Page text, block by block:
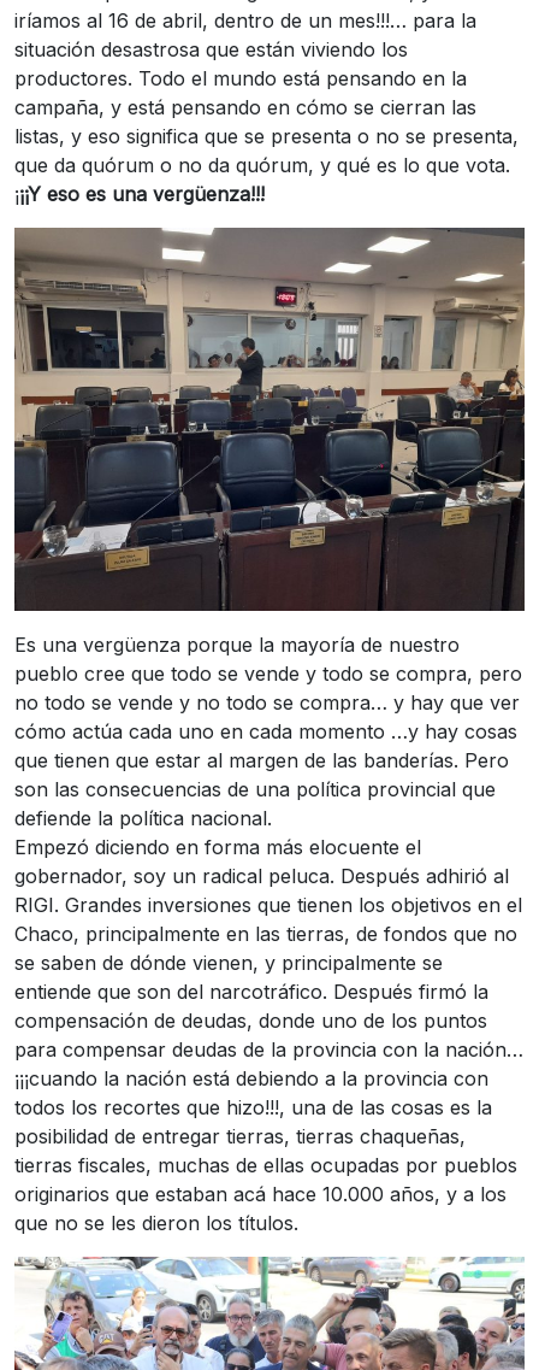
iríamos al 16 de abril, dentro de un mes!!!… para la
situación desastrosa que están viviendo los
productores. Todo el mundo está pensando en la
campaña, y está pensando en cómo se cierran las
listas, y eso significa que se presenta o no se presenta,
que da quórum o no da quórum, y qué es lo que vota.
¡¡¡Y eso es una vergüenza!!!
Es una vergüenza porque la mayoría de nuestro
pueblo cree que todo se vende y todo se compra, pero
no todo se vende y no todo se compra… y hay que ver
cómo actúa cada uno en cada momento …y hay cosas
que tienen que estar al margen de las banderías. Pero
son las consecuencias de una política provincial que
defiende la política nacional.
Empezó diciendo en forma más elocuente el
gobernador, soy un radical peluca. Después adhirió al
RIGI. Grandes inversiones que tienen los objetivos en el
Chaco, principalmente en las tierras, de fondos que no
se saben de dónde vienen, y principalmente se
entiende que son del narcotráfico. Después firmó la
compensación de deudas, donde uno de los puntos
para compensar deudas de la provincia con la nación…
¡¡¡cuando la nación está debiendo a la provincia con
todos los recortes que hizo!!!, una de las cosas es la
posibilidad de entregar tierras, tierras chaqueñas,
tierras fiscales, muchas de ellas ocupadas por pueblos
originarios que estaban acá hace 10.000 años, y a los
que no se les dieron los títulos.